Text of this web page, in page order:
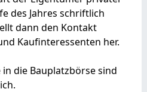
des Jahres schriftlich
dann den Kontakt
Kaufinteressenten her.
die Bauplatzbörse sind